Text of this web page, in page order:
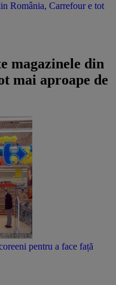
România, Carrefour e tot
magazinele din
mai aproape de
pentru a face față